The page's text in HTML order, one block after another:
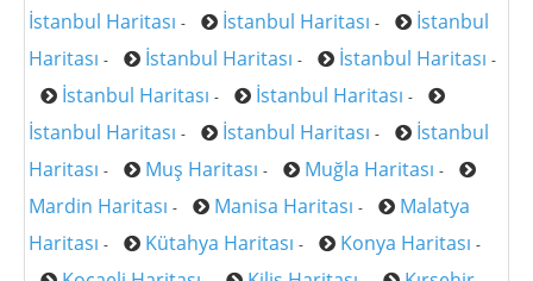
İstanbul Haritası - İstanbul Haritası -
İstanbul
Haritası - İstanbul Haritası - İstanbul Haritası -
İstanbul Haritası - İstanbul Haritası -
İstanbul Haritası - İstanbul Haritası -
İstanbul
Haritası - Muş Haritası - Muğla Haritası -
Mardin Haritası - Manisa Haritası -
Malatya
Haritası - Kütahya Haritası - Konya Haritası -